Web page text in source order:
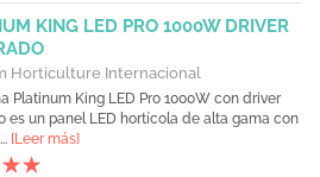
KING LED PRO 1000W DRIVER
Horticulture Internacional
Platinum King LED Pro 1000W con driver
es un panel LED hortícola de alta gama con
[Leer más]